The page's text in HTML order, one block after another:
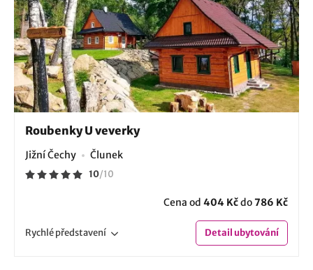
Roubenky U veverky
Jižní Čechy Člunek
10/10
Cena od 404 Kčdo786 Kč
Rychlépředstavení Detailubytování